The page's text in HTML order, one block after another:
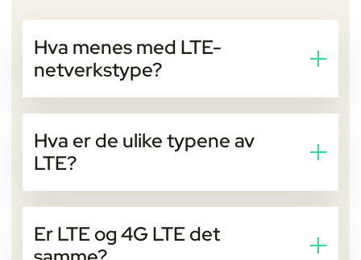
Hva menes med LTE-
netverkstype?
strømforbruk og dekning. Dette bidrar til å
bestemme hvordan enheten yter i nettverket.
Hva er de ulike typene av
LTE?
LTE Cat 1
Er LTE og 4G LTE det